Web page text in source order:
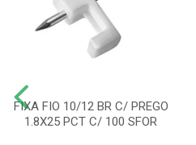
FIXA FIO 10/12 BR C/ PREGO
1.8X25 PCT C/ 100 SFOR